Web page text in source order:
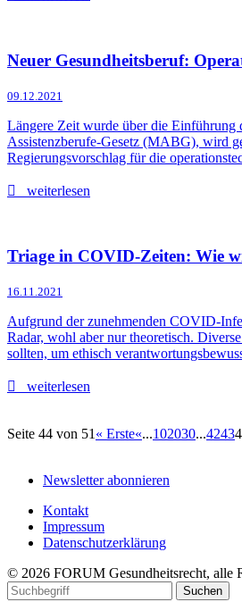
Neuer Gesundheitsberuf:
09.12.2021
Längere Zeit wurde über die Einführung
Assistenzberufe-Gesetz (MABG), wird
Regierungsvorschlag für die
weiterlesen
Triage in COVID-Zeiten: Wie
16.11.2021
Aufgrund der zunehmenden COVID-
Radar, wohl aber nur theoretisch.
sollten, um ethisch
weiterlesen
Seite 44 von 51 « Erste«...102030...4243
Newsletter abonnieren
Kontakt
Impressum
Datenschutzerklärung
© 2026 FORUM Gesundheitsrecht, alle